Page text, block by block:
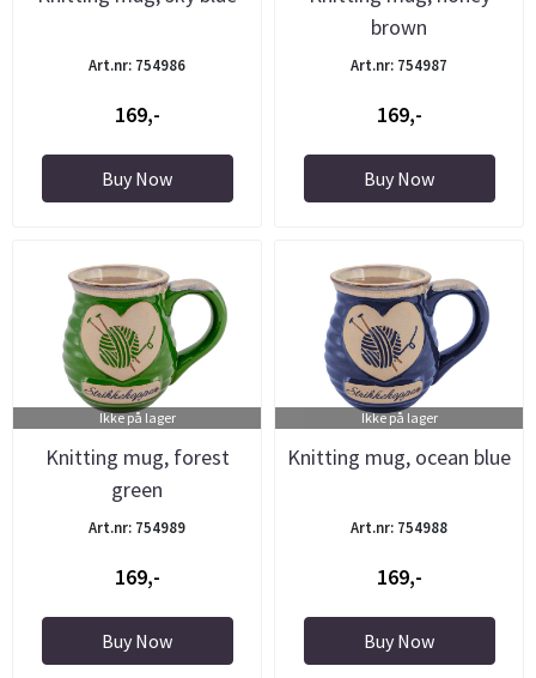
Art.nr: 754986
169,-
Buy Now
brown
Art.nr: 754987
169,-
Buy Now
Ikke på lager
Knitting mug, forest
green
Art.nr: 754989
169,-
Buy Now
Ikke på lager
Knitting mug, ocean blue
Art.nr: 754988
169,-
Buy Now